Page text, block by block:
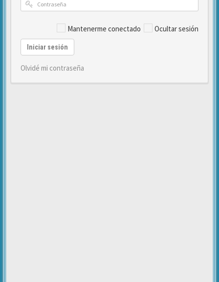
Mantenerme conectado Ocultar sesión
Iniciar sesión
Olvidé mi contraseña